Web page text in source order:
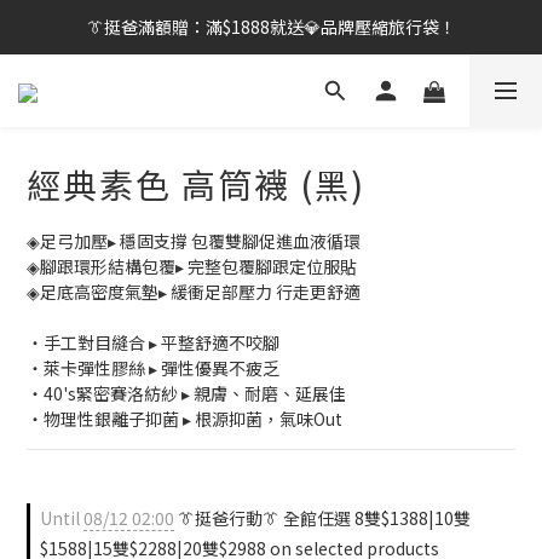
👔挺爸行動：全館襪款【最低$149起】✨立即下單！
👔挺爸滿額贈：滿$1888就送💎品牌壓縮旅行袋！
【刷卡/電子支付限定】下單送✨WARX品牌質感杯袋！
經典素色 高筒襪 (黑)
◈足弓加壓▸ 穩固支撐 包覆雙腳促進血液循環
◈腳跟環形結構包覆▸ 完整包覆腳跟定位服貼
◈足底高密度氣墊▸ 緩衝足部壓力 行走更舒適
・手工對目縫合 ▸ 平整舒適不咬腳
・萊卡彈性膠絲 ▸ 彈性優異不疲乏
・40's緊密賽洛紡紗 ▸ 親膚、耐磨、延展佳
・物理性銀離子抑菌 ▸ 根源抑菌，氣味Out
Until08/12 02:00 👔挺爸行動👔 全館任選 8雙$1388|10雙
$1588|15雙$2288|20雙$2988 on selected products